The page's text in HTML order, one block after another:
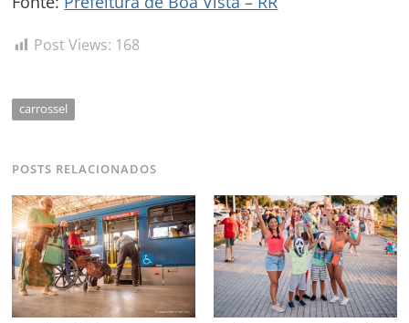
Post Views: 168
carrossel
POSTS RELACIONADOS